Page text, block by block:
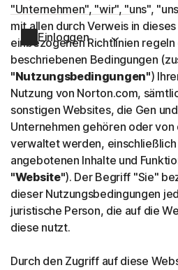
Einloggen
"Unternehmen", "wir", "uns",
mit allen durch Verweis in
einbezogenen Richtlinien
beschriebenen Bedingungen
"Nutzungsbedingungen")
Nutzung von Norton.com,
sonstigen Websites, die Gen
Unternehmen gehören oder
verwaltet werden,
angebotenen Inhalte und
"Website"). Der Begriff "Sie"
dieser Nutzungsbedingungen
juristische Person, die auf die
diese nutzt.
Durch den Zugriff auf diese